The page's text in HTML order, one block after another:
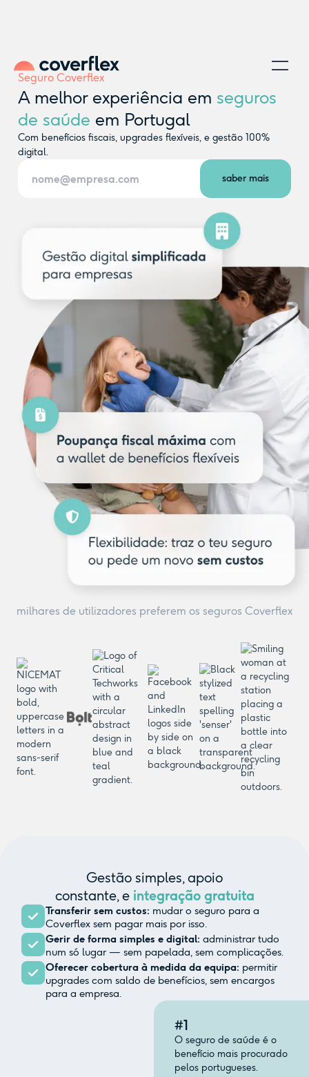
Seguro Coverflex
A melhor experiência em seguros
de saúde em Portugal
Com benefícios fiscais, upgrades flexíveis, e gestão 100%
digital.
milhares de utilizadores preferem os seguros Coverflex
Gestão simples, apoio
constante, e integração gratuita
Transferir sem custos: mudar o seguro para a
Coverflex sem pagar mais por isso.
Gerir de forma simples e digital:administrar tudo
num só lugar — sem papelada, sem complicações.
Oferecer cobertura à medida da equipa: permitir
upgrades com saldo de benefícios, sem encargos
para a empresa.
#1
O seguro de saúde é o
benefício mais procurado
pelos portugueses.